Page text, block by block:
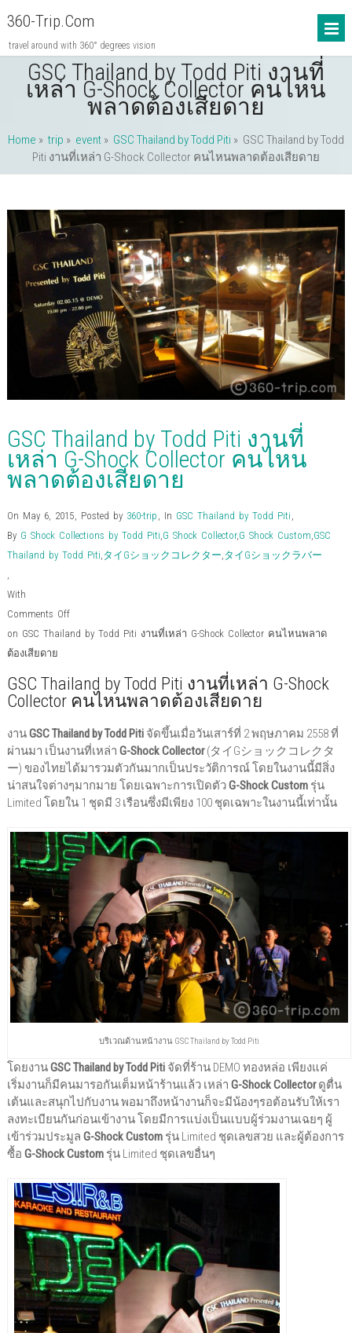
360-Trip.com
travel around with 360° degrees vision
GSC Thailand by Todd Piti งานที่
เหล่า G-Shock Collector คนไหน
พลาดต้องเสียดาย
Home » trip » event » GSC Thailand by Todd Piti » GSC Thailand by Todd
Piti งานที่เหล่า G-Shock Collector คนไหนพลาดต้องเสียดาย
GSC Thailand by Todd Piti งานที่
เหล่า G-Shock Collector คนไหน
พลาดต้องเสียดาย
On May 6, 2015, Posted by 360-trip , In GSC Thailand by Todd Piti ,
By G Shock Collections by Todd Piti,G Shock Collector,G Shock Custom,GSC
Thailand by Todd Piti,タイGショックコレクター,タイGショックラバー
,
With
Comments Off
on GSC Thailand by Todd Piti งานที่เหล่า G-Shock Collector คนไหนพลาด
ต้องเสียดาย
GSC Thailand by Todd Piti งานที่เหล่า G-Shock
Collector คนไหนพลาดต้องเสียดาย
งานGSC Thailand by Todd Pitiจัดขึ้นเมื่อวันเสาร์ที่ 2 พฤษภาคม 2558 ที่
ผ่านมา เป็นงานที่เหล่า G-Shock Collector(タイGショックコレクタ
ー) ของไทยได้มารวมตัวกันมากเป็นประวัติการณ์ โดยในงานนี้มีสิ่ง
น่าสนใจต่างๆมากมาย โดยเฉพาะการเปิดตัวG-Shock Customรุ่น
Limited โดยใน 1 ชุดมี 3 เรือนซึ่งมีเพียง 100 ชุดเฉพาะในงานนี้เท่านั้น
บริเวณด้านหน้างาน GSC Thailand by Todd Piti
โดยงานGSC Thailand by Todd Pitiจัดที่ร้าน DEMO ทองหล่อ เพียงแค่
เริ่มงานก็มีคนมารอกันเต็มหน้าร้านแล้ว เหล่า G-Shock Collectorดูตื่น
เต้นและสนุกไปกับงาน พอมาถึงหน้างานก็จะมีน้องๆรอต้อนรับให้เรา
ลงทะเบียนกันก่อนเข้างาน โดยมีการแบ่งเป็นแบบผู้ร่วมงานเฉยๆ ผู้
เข้าร่วมประมูล G-Shock Customรุ่น Limited ชุดเลขสวย และผู้ต้องการ
ซื้อ G-Shock Customรุ่น Limited ชุดเลขอื่นๆ